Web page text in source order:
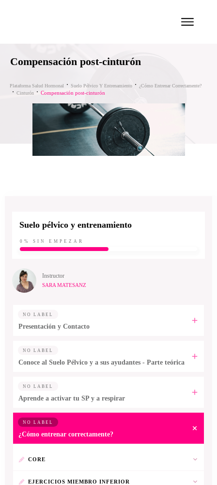
Compensación post-cinturón
Plataforma Salud Hormonal Suelo Pélvico Y Entrenamiento
¿Cómo Entrenar Correctamente?
Cinturón
Compensación post-cinturón
Suelo pélvico y entrenamiento
0% SIN EMPEZAR
Instructor
SARA MATESANZ
NO LABEL
Presentación y Contacto
NO LABEL
Conoce al Suelo Pélvico y a sus ayudantes - Parte teórica
NO LABEL
Aprende a activar tu SP y a respirar
NO LABEL
¿Cómo entrenar correctamente?
CORE
EJERCICIOS MIEMBRO INFERIOR